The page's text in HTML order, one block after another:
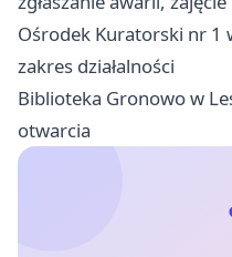
Ośrodek Kuratorski nr 1
zakres działalności
Biblioteka Gronowo w
otwarcia